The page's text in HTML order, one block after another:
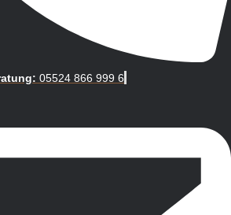
05524 866 999 6